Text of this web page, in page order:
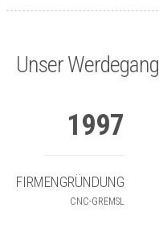
Unser Werdegang
1997
FIRMENGRÜNDUNG
CNC-GREMSL